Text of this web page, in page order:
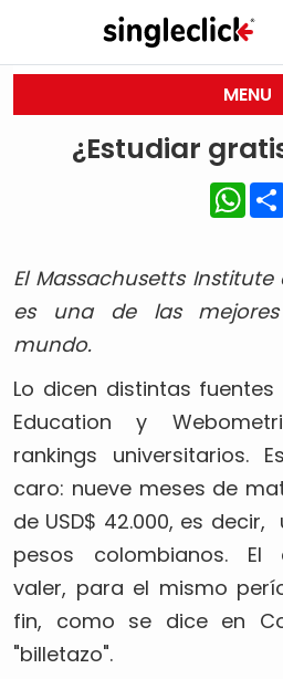
MENU
¿Estudiar
El Massachusetts Institute
es una de las mejores
mundo.
Lo dicen distintas
Education y
rankings universitarios.
caro: nueve meses de
de USD$ 42.000, es
pesos colombianos. El
valer, para el mismo
fin, como se dice en
"billetazo".